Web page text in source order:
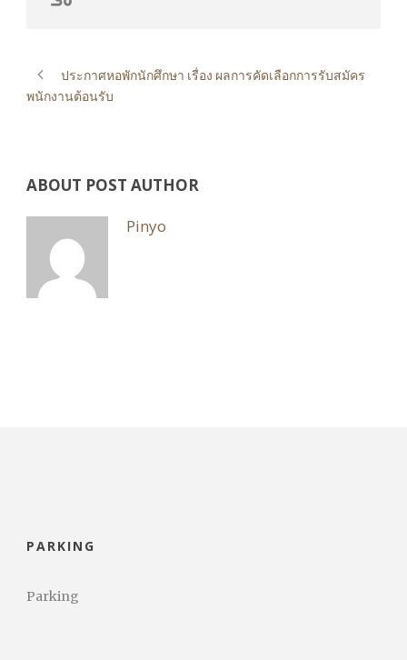
ประกาศหอพักนักศึกษา เรื่อง ผลการคัดเลือกการรับสมัคร
พนักงานต้อนรับ
ABOUT POST AUTHOR
Pinyo
PARKING
Parking